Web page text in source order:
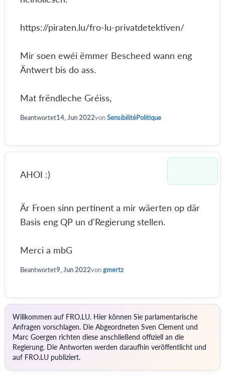
https://piraten.lu/fro-lu-privatdetektiven/
Mir soen ewéi ëmmer Bescheed wann eng
Äntwert bis do ass.
Mat frëndleche Gréiss,
Beantwortet14, Jun 2022vonSensibilitéPolitique
AHOI :)
Är Froen sinn pertinent a mir wäerten op där
Basis eng QP un d'Regierung stellen.
Merci a mbG
Beantwortet9, Jun 2022vongmertz
Willkommen auf FRO.LU. Hier können Sie parlamentarische
Anfragen vorschlagen. Die Abgeordneten Sven Clement und
Marc Goergen richten diese anschließend offiziell an die
Regierung. Die Antworten werden daraufhin veröffentlicht und
auf FRO.LU publiziert.